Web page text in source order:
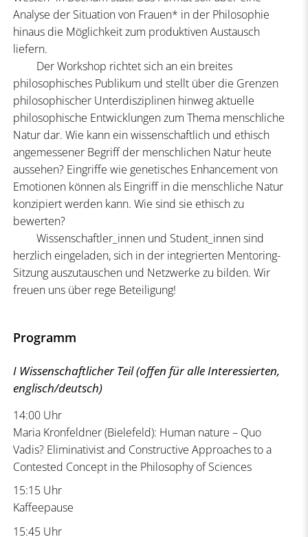
Analyse der Situation von Frauen* in der Philosophie
hinaus die Möglichkeit zum produktiven Austausch
liefern.
Der Workshop richtet sich an ein breites
philosophisches Publikum und stellt über die Grenzen
philosophischer Unterdisziplinen hinweg aktuelle
philosophische Entwicklungen zum Thema menschliche
Natur dar. Wie kann ein wissenschaftlich und ethisch
angemessener Begriff der menschlichen Natur heute
aussehen? Eingriffe wie genetisches Enhancement von
Emotionen können als Eingriff in die menschliche Natur
konzipiert werden kann. Wie sind sie ethisch zu
bewerten?
Wissenschaftler_innen und Student_innen sind
herzlich eingeladen, sich in der integrierten Mentoring-
Sitzung auszutauschen und Netzwerke zu bilden. Wir
freuen uns über rege Beteiligung!
Programm
I Wissenschaftlicher Teil(offen für alle Interessierten,
englisch/deutsch)
14:00 Uhr
Maria Kronfeldner (Bielefeld): Human nature – Quo
Vadis? Eliminativist and Constructive Approaches to a
Contested Concept in the Philosophy of Sciences
15:15 Uhr
Kaffeepause
15:45 Uhr